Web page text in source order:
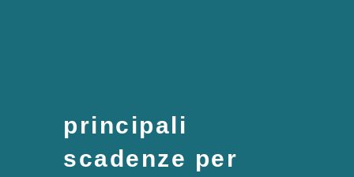
principali
scadenze per